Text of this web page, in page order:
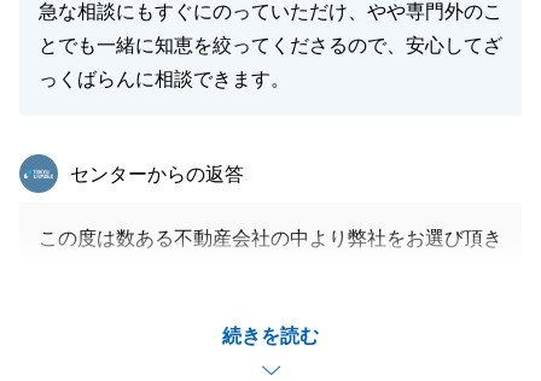
急な相談にもすぐにのっていただけ、やや専門外のこ
とでも一緒に知恵を絞ってくださるので、安心してざ
っくばらんに相談できます。
続きを読む
東急リバブル
センターからの返答
この度は数ある不動産会社の中より弊社をお選び頂き
の為、各種リフォーム見積等のご準備にご協力頂きあ